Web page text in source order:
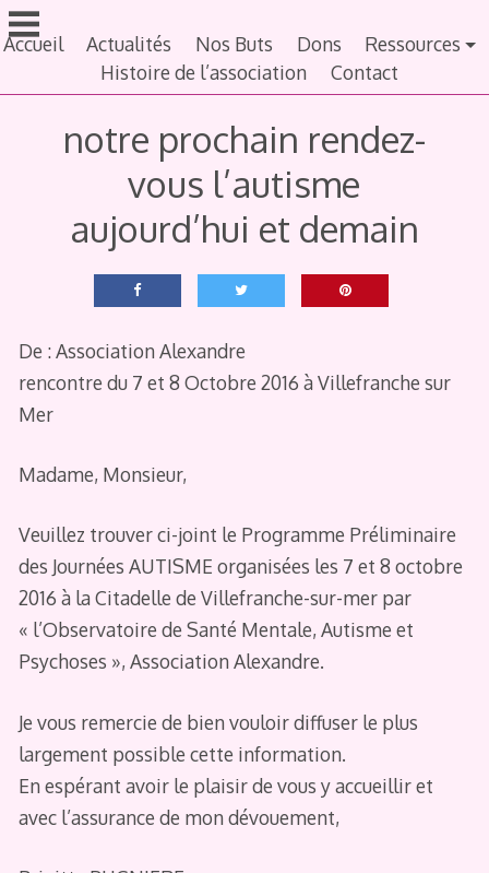
Aller
au
principal
Accueil Actualités Nos Buts Dons
Ressources
Histoire de l’association
Contact
notre prochain rendez-
vous l’autisme
aujourd’hui et demain
De : Association Alexandre
rencontre du 7 et 8 Octobre 2016 à Villefranche sur
Mer
Madame, Monsieur,
Veuillez trouver ci-joint le Programme Préliminaire
des Journées AUTISME organisées les 7 et 8 octobre
2016 à la Citadelle de Villefranche-sur-mer par
« l’Observatoire de Santé Mentale, Autisme et
Psychoses », Association Alexandre.
Je vous remercie de bien vouloir diffuser le plus
largement possible cette information.
En espérant avoir le plaisir de vous y accueillir et
avec l’assurance de mon dévouement,